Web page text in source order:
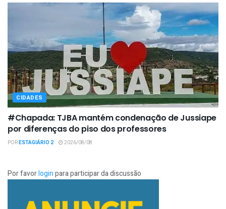
CIDADES
#Chapada: TJBA mantém condenação de Jussiape
por diferenças do piso dos professores
PORESTAGIÁRIO 2 2026/08/08
Por favorloginpara participar da discussão